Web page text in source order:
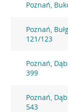
Poznań,
Poznań,
121/123
Poznań,
399
Poznań,
543